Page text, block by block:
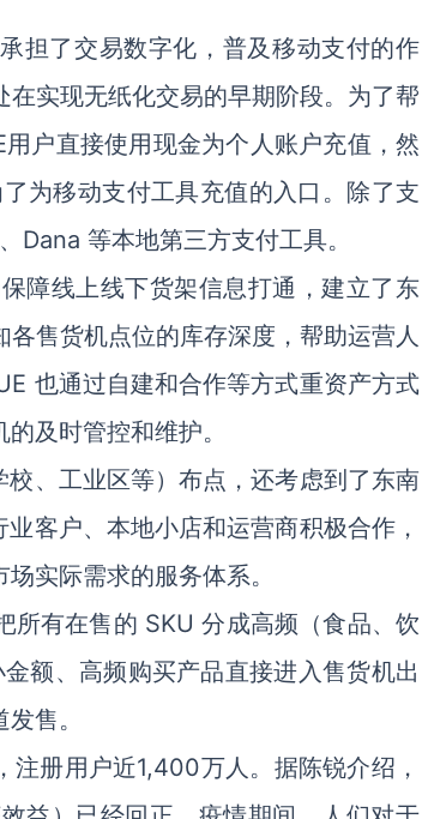
担了交易数字化，普及移动支付的作
实现无纸化交易的早期阶段。为了帮
户直接使用现金为个人账户充值，然
为移动支付工具充值的入口。除了支
等本地第三方支付工具。
障线上线下货架信息打通，建立了东
售货机点位的库存深度，帮助运营人
也通过自建和合作等方式重资产方式
及时管控和维护。
、工业区等）布点，还考虑到了东南
客户、本地小店和运营商积极合作，
实际需求的服务体系。
所有在售的 SKU 分成高频（食品、饮
额、高频购买产品直接进入售货机出
售。
册用户近1,400万人。据陈锐介绍，